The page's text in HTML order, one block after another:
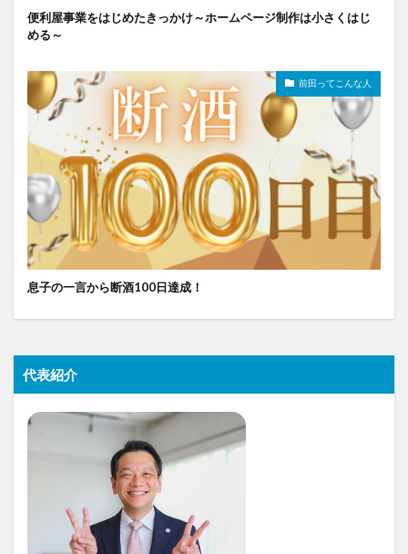
便利屋事業をはじめたきっかけ～ホームページ制作は小さくはじ
める～
前田ってこんな人
息子の一言から断酒100日達成！
代表紹介